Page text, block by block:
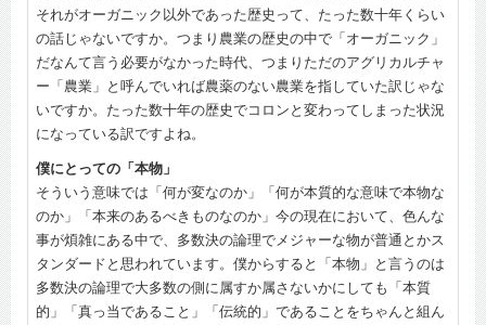
それがオーガニック以外であった歴史って、たった数十年くらい
の話じゃないですか。つまり農業の歴史の中で「オーガニック」
だなんて言う必要がなかった時代、つまりただのアグリカルチャ
ー「農業」と呼んでいれば農薬のない農業を指していた訳じゃな
いですか。たった数十年の歴史でコロンと変わってしまった状況
になっている訳ですよね。
僕にとっての「本物」
そういう意味では「何が変なのか」「何が本質的な意味で本物な
のか」「本来のあるべきものなのか」今の現在において、色んな
事が煩雑にある中で、多数決の論理でメジャーな物が普通とかス
タンダードと思われています。僕からすると「本物」と言うのは
多数決の論理で大多数の側に属すか属さないかにしても「本質
的」「真っ当であること」「伝統的」であることをちゃんと組ん